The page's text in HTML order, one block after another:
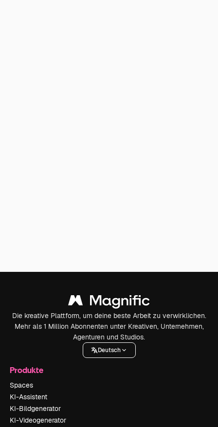
Die kreative Plattform, um deine beste Arbeit zu verwirklichen.
Mehr als 1 Million Abonnenten unter Kreativen, Unternehmen,
Agenturen und Studios.
Deutsch
Produkte
Spaces
KI-Assistent
KI-Bildgenerator
KI-Videogenerator